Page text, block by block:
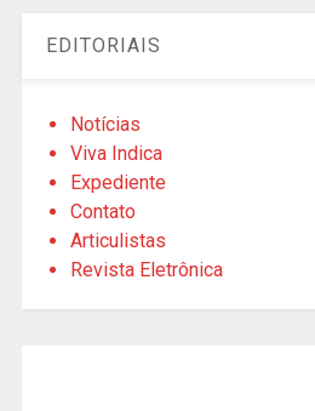
EDITORIAIS
Notícias
Viva Indica
Expediente
Contato
Articulistas
Revista Eletrônica